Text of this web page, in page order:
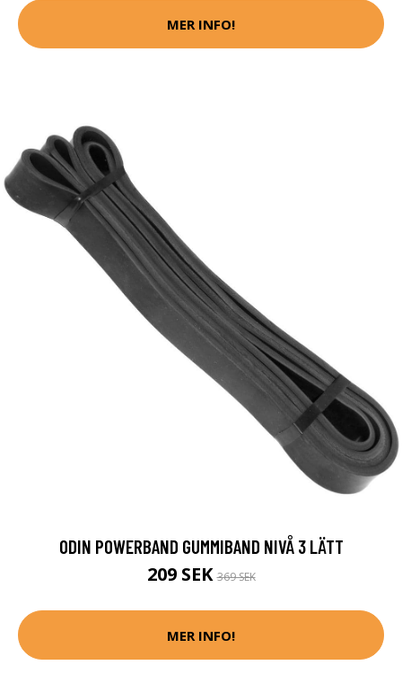
MER INFO!
ODIN POWERBAND GUMMIBAND NIVÅ 3 LÄTT
209 SEK369 SEK
MER INFO!